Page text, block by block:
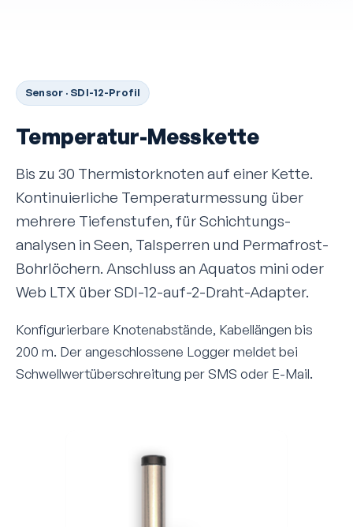
Sensor · SDI-12-Profil
Temperatur-Messkette
Bis zu 30 Thermistor­knoten auf einer Kette.
Kontinuierliche Temperatur­messung über
mehrere Tiefenstufen, für Schichtungs­
analysen in Seen, Talsperren und Permafrost-
Bohrlöchern. Anschluss an Aquatos mini oder
Web LTX über SDI-12-auf-2-Draht-Adapter.
Konfigurierbare Knotenabstände, Kabellängen bis
200 m. Der angeschlossene Logger meldet bei
Schwellwert­überschreitung per SMS oder E-Mail.